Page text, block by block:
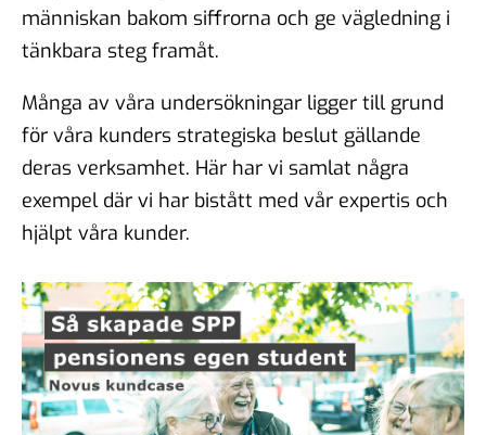
människan bakom siffrorna och ge vägledning i
tänkbara steg framåt.
Många av våra undersökningar ligger till grund
för våra kunders strategiska beslut gällande
deras verksamhet. Här har vi samlat några
exempel där vi har bistått med vår expertis och
hjälpt våra kunder.